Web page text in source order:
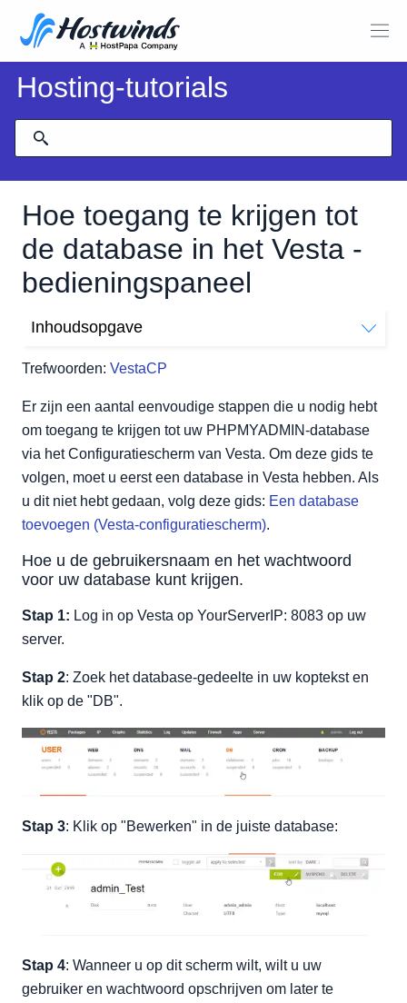
Hosting-tutorials
Hoe toegang te krijgen tot
de database in het Vesta -
bedieningspaneel
Trefwoorden: VestaCP
Inhoudsopgave
database kunt krijgen.
Er zijn een aantal eenvoudige stappen die u nodig hebt
om toegang te krijgen tot uw PHPMYADMIN-database
via het Configuratiescherm van Vesta. Om deze gids te
volgen, moet u eerst een database in Vesta hebben. Als
u dit niet hebt gedaan, volg deze gids: Een database
toevoegen (Vesta-configuratiescherm).
Hoe u de gebruikersnaam en het wachtwoord
voor uw database kunt krijgen.
Stap 1: Log in op Vesta op YourServerIP: 8083 op uw
server.
Stap 2: Zoek het database-gedeelte in uw koptekst en
klik op de "DB".
Stap 3: Klik op "Bewerken" in de juiste database:
Stap 4: Wanneer u op dit scherm wilt, wilt u uw
gebruiker en wachtwoord opschrijven om later te